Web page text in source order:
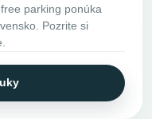
parking ponúka
Pozrite si